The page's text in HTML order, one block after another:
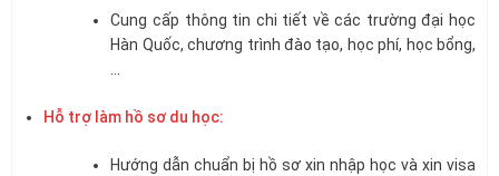
Cung cấp thông tin chi tiết về các trường đại học
Hàn Quốc, chương trình đào tạo, học phí, học bổng,
…
Hỗ trợ làm hồ sơ du học:
Hướng dẫn chuẩn bị hồ sơ xin nhập học và xin visa